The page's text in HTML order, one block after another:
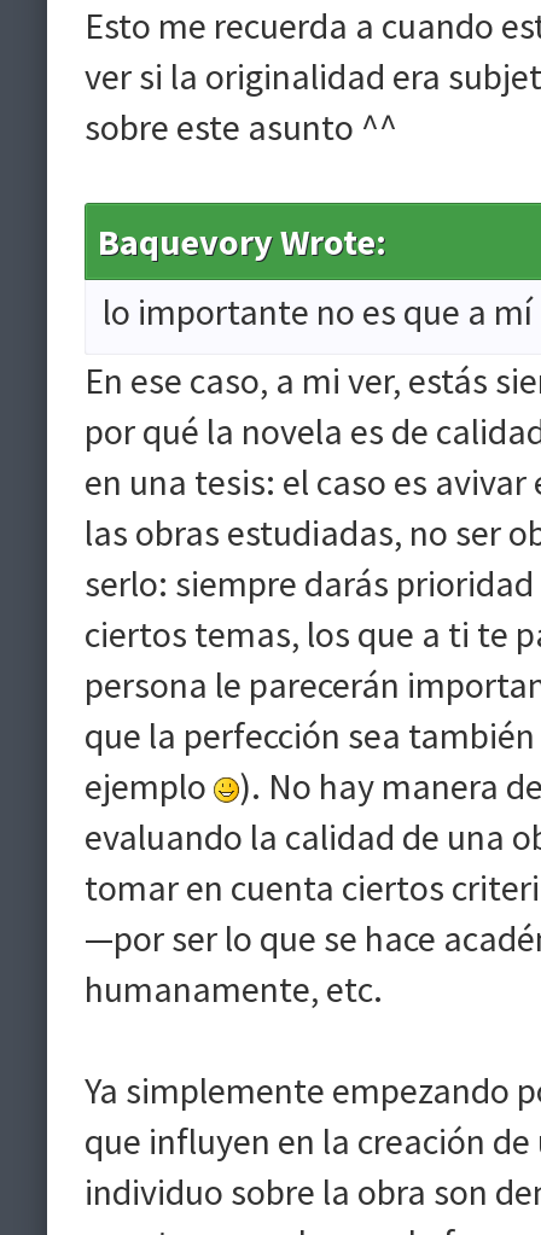
Esto me recuerda a cuando
ver si la originalidad era
sobre este asunto ^^
Baquevory Wrote:
lo importante no es que a
En ese caso, a mi ver, estás
por qué la novela es de
en una tesis: el caso es
las obras estudiadas, no ser
serlo: siempre darás
ciertos temas, los que a ti te
persona le parecerán
que la perfección sea
ejemplo
). No hay manera
evaluando la calidad de una
tomar en cuenta ciertos
—por ser lo que se hace
humanamente, etc.
Ya simplemente empezando
que influyen en la creación
individuo sobre la obra son